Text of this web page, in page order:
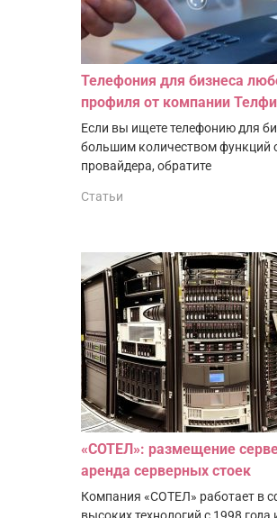
Телефония для бизнеса
профиля от компании
Если вы ищете телефонию для
большим количеством функций
провайдера, обратите
Статьи
«СОТЕЛ»: размещение
аренда серверных стоек
Компания «СОТЕЛ» работает в